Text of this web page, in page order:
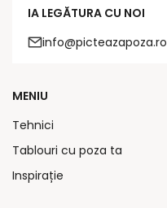
IA LEGĂTURA CU NOI
info@picteazapoza.ro
MENIU
Tehnici
Tablouri cu poza ta
Inspirație